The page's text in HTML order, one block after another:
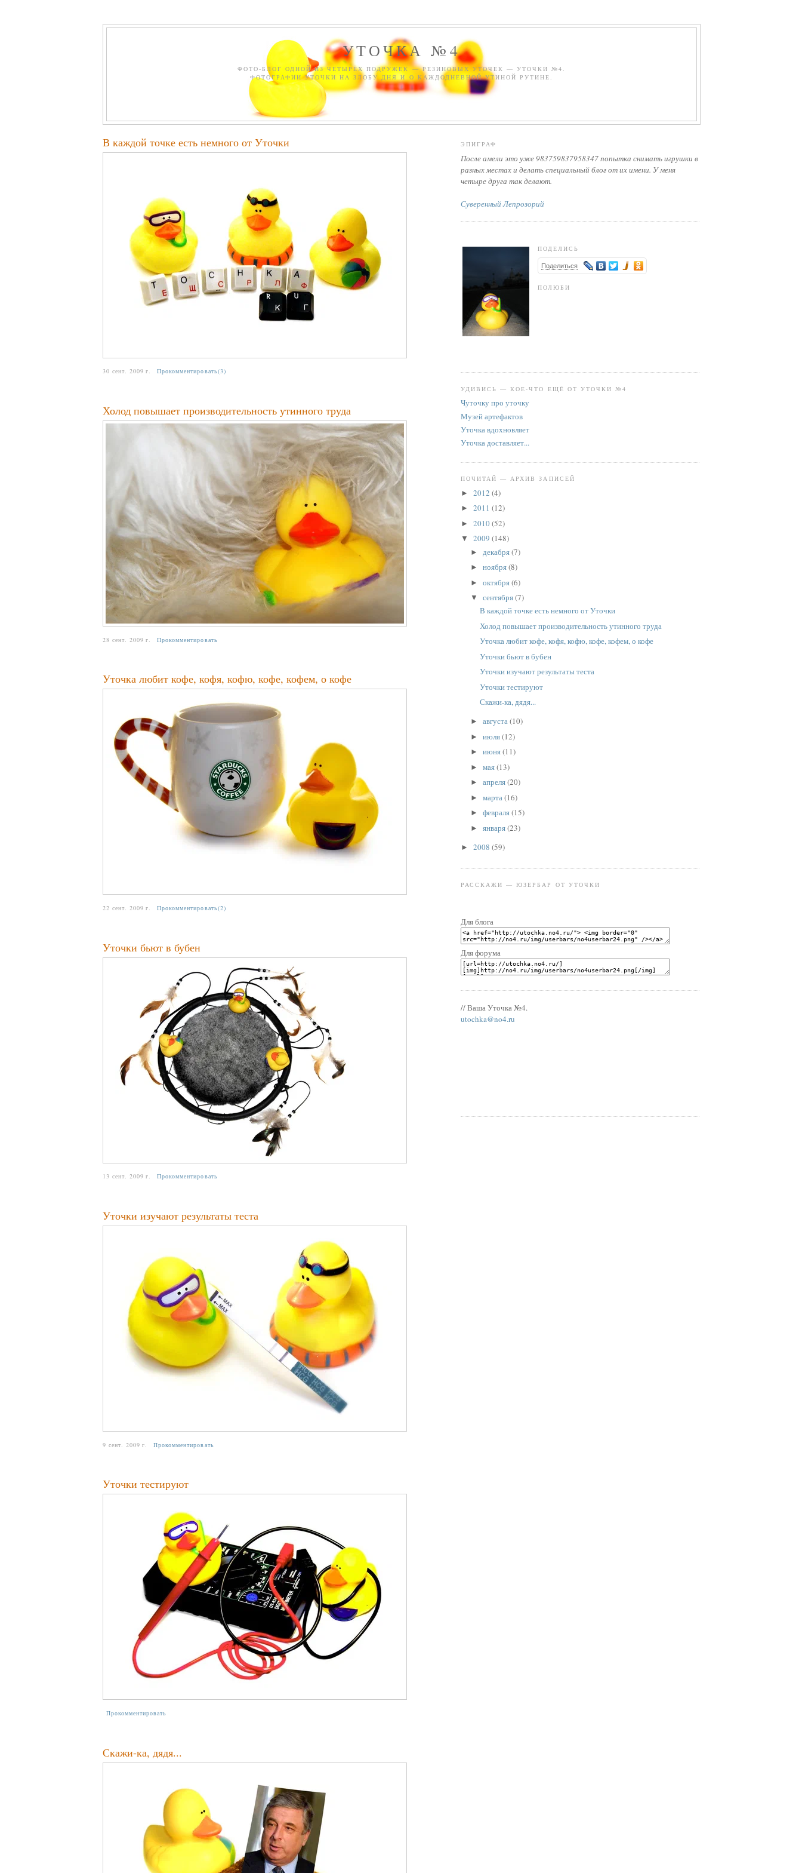
УТОЧКА №4
ФОТО-БЛОГ ОДНОЙ ИЗ ЧЕТЫРЁХ ПОДРУЖЕК — РЕЗИНОВЫХ УТОЧЕК — УТОЧКИ №4.
ФОТОГРАФИИ УТОЧКИ НА ЗЛОБУ ДНЯ И О КАЖДОДНЕВНОЙ УТИНОЙ РУТИНЕ.
В каждой точке есть немного от Уточки
30 сент. 2009 г. Прокомментировать(3)
Холод повышает производительность утинного труда
28 сент. 2009 г. Прокомментировать
Уточка любит кофе, кофя, кофю, кофе, кофем, о кофе
22 сент. 2009 г. Прокомментировать(2)
Уточки бьют в бубен
13 сент. 2009 г. Прокомментировать
Уточки изучают результаты теста
9 сент. 2009 г. Прокомментировать
Уточки тестируют
Прокомментировать
Скажи-ка, дядя...
ЭПИГРАФ
После амели это уже 983759837958347 попытка снимать игрушки в
разных местах и делать специальный блог от их имени. У меня
четыре друга так делают.
Суверенный Лепрозорий
ПОДЕЛИСЬ
Поделиться
ПОЛЮБИ
УДИВИСЬ — КОЕ-ЧТО ЕЩЁ ОТ УТОЧКИ №4
Чуточку про уточку
Музей артефактов
Уточка вдохновляет
Уточка доставляет...
ПОЧИТАЙ — АРХИВ ЗАПИСЕЙ
► 2012 (4)
► 2011 (12)
► 2010(52)
▼ 2009 (148)
► декабря(7)
► ноября(8)
► октября(6)
▼ сентября(7)
В каждой точке есть немного от Уточки
Холод повышает производительность утинного труда
Уточка любит кофе, кофя, кофю, кофе, кофем, о кофе
Уточки бьют в бубен
Уточки изучают результаты теста
Уточки тестируют
Скажи-ка, дядя...
► августа(10)
► июля(12)
► июня(11)
► мая(13)
► апреля(20)
► марта(16)
► февраля(15)
► января(23)
► 2008 (59)
РАССКАЖИ — ЮЗЕРБАР ОТ УТОЧКИ
Для блога
Для форума
// Ваша Уточка №4.
utochka@no4.ru